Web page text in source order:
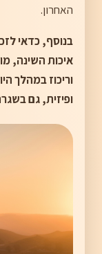
האחרון.
בנוסף, כדאי
איכות השינה,
וריכוז במהלך
ופיזית, גם